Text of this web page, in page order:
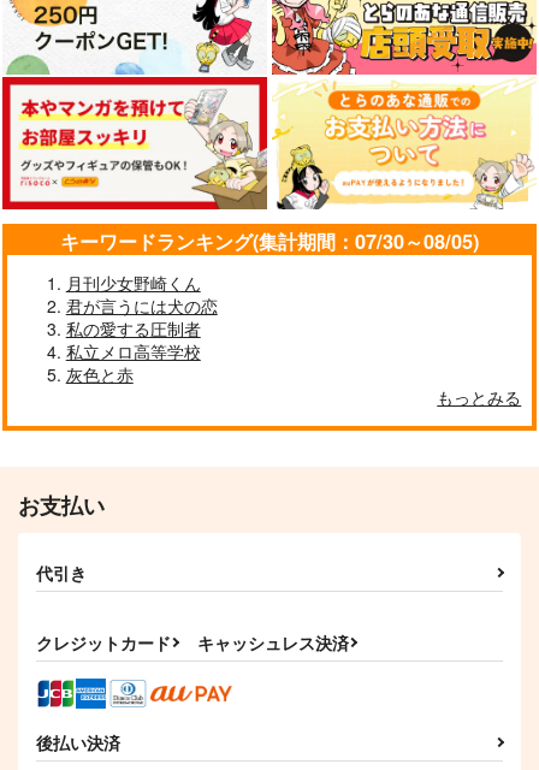
お天道様が見ている
magical shine
円 （税込）
作品詳細
アルバスの童貞を死守
せよ！
おちゃひろば
キーワードランキング(集計期間：07/30～08/05)
月刊少女野崎くん
君が言うには犬の恋
私の愛する圧制者
私立メロ高等学校
灰色と赤
もっとみる
お支払い
代引き
クレジットカード キャッシュレス決済
後払い決済